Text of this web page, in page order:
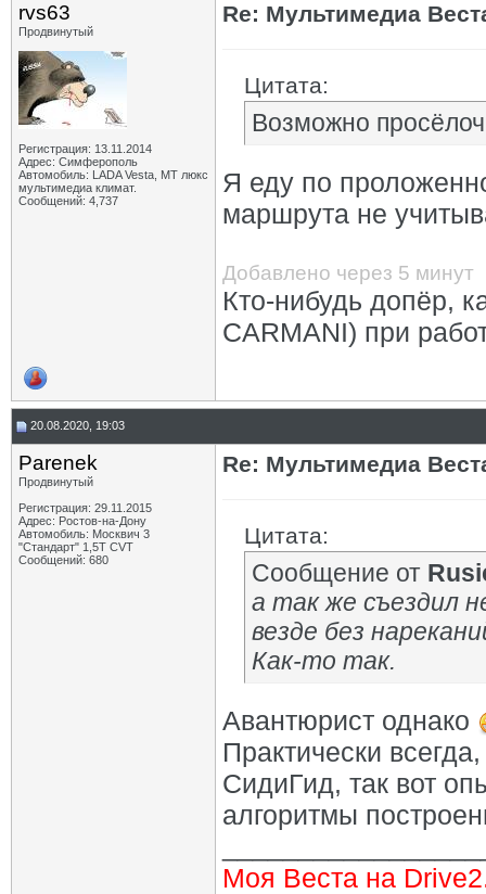
rvs63
Продвинутый
Регистрация: 13.11.2014
Адрес: Симферополь
Автомобиль: LADA Vesta, МТ люкс
мультимедиа климат.
Сообщений: 4,737
Re: Мультимедиа
Цитата:
Возможно
Я еду по
маршрута не
Добавлено через 5 минут
Кто-нибудь допёр,
CARMANI) при
20.08.2020, 19:03
Parenek
Продвинутый
Регистрация: 29.11.2015
Адрес: Ростов-на-Дону
Автомобиль: Москвич 3
"Стандарт" 1,5Т CVT
Сообщений: 680
Re: Мультимедиа
Цитата:
Сообщение от
а так же съездил
везде без
Как-то так.
Авантюрист однако
Практически
СидиГид, так вот
алгоритмы
Моя Веста на